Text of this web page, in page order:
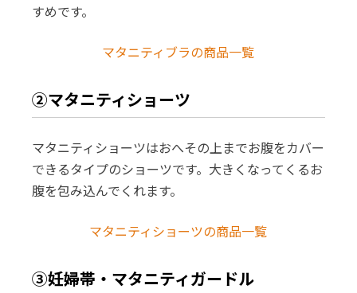
すめです。
マタニティブラの商品一覧
②マタニティショーツ
マタニティショーツはおへその上までお腹をカバー
できるタイプのショーツです。大きくなってくるお
腹を包み込んでくれます。
マタニティショーツの商品一覧
③妊婦帯・マタニティガードル